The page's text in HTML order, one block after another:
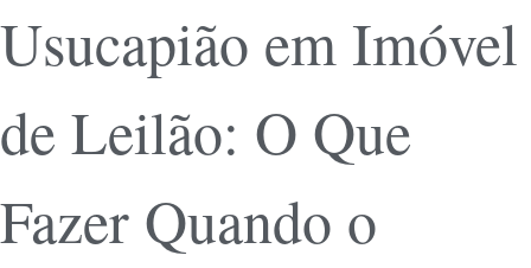
Usucapião em Imóvel
de Leilão: O Que
Fazer Quando o